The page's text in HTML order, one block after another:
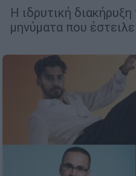
Η ιδρυτική
μηνύματα που